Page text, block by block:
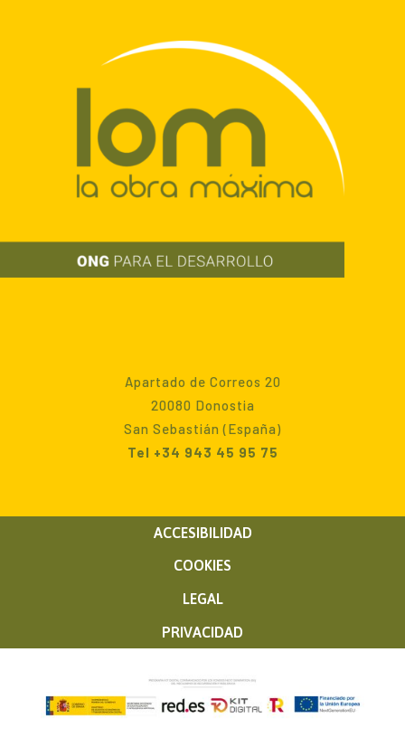
Apartado de Correos 20
20080 Donostia
San Sebastián (España)
Tel +34 943 45 95 75
ACCESIBILIDAD
COOKIES
LEGAL
PRIVACIDAD